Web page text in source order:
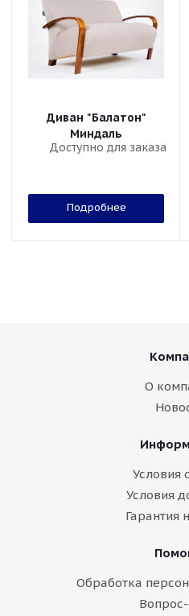
Диван "Балатон"
Миндаль
Доступно для заказа
Подробнее
О
Условия
Условия
Гарантия
Обработка